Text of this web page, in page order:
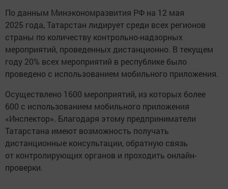
По данным Минэкономразвития РФ на 12 мая
2025 года, Татарстан лидирует среди всех регионов
страны по количеству контрольно-надзорных
мероприятий, проведенных дистанционно. В текущем
году 20% всех мероприятий в республике было
проведено с использованием мобильного приложения.
Осуществлено 1600 мероприятий, из которых более
600 с использованием мобильного приложения
«Инспектор». Благодаря этому предприниматели
Татарстана имеют возможность получать
дистанционные консультации, обратную связь
от контролирующих органов и проходить онлайн-
проверки.